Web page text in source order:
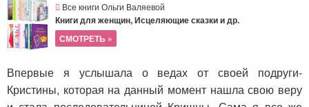
Все книги Ольги Валяевой
Книги для женщин, Исцеляющие сказки и др.
СМОТРЕТЬ »
Впервые я услышала о ведах от своей подруги-
Кристины, которая на данный момент нашла свою веру